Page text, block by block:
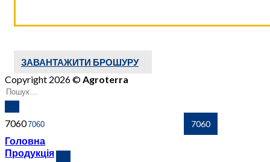
ЗАВАНТАЖИТИ БРОШУРУ
Copyright 2026 ©Agroterra
7060
Головна
Продукція